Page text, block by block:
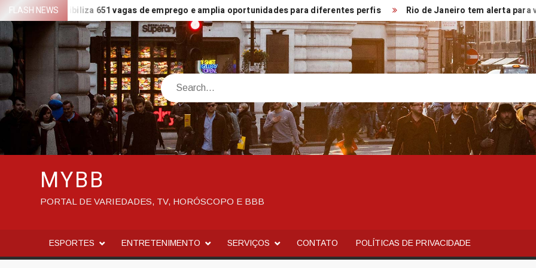
Skip
to
content
FLASH NEWS651 vagas de emprego e amplia oportunidades para diferentes perfis Rio de Janeiro tem alerta para ventos de
Search
MYBB
PORTAL DE VARIEDADES, TV, HORÓSCOPO E BBB
ESPORTES ENTRETENIMENTO SERVIÇOS CONTATO POLÍTICAS DE PRIVACIDADE